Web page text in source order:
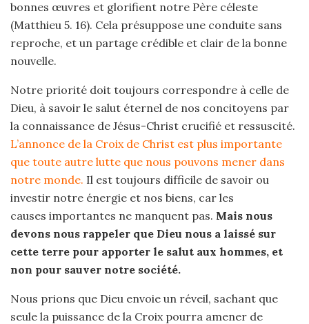
bonnes œuvres et glorifient notre Père céleste
(Matthieu 5. 16). Cela présuppose une conduite sans
reproche, et un partage crédible et clair de la bonne
nouvelle.
Notre priorité doit toujours correspondre à celle de
Dieu, à savoir le salut éternel de nos concitoyens par
la connaissance de Jésus-Christ crucifié et ressuscité.
L’annonce de la Croix de Christ est plus importante
que toute autre lutte que nous pouvons mener dans
notre monde. Il est toujours difficile de savoir ou
investir notre énergie et nos biens, car les
causes importantes ne manquent pas. Mais nous
devons nous rappeler que Dieu nous a laissé sur
cette terre pour apporter le salut aux hommes, et
non pour sauver notre société.
Nous prions que Dieu envoie un réveil, sachant que
seule la puissance de la Croix pourra amener de